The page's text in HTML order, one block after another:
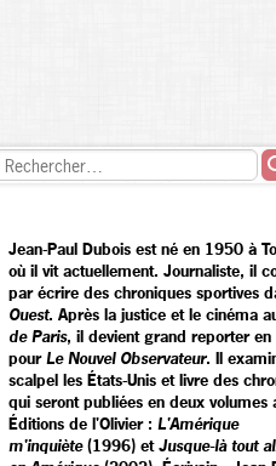
Jean-Paul Dubois est né en 1950 à
où il vit actuellement. Journaliste, il
par écrire des chroniques sportives
Ouest. Après la justice et le cinéma
de Paris, il devient grand reporter
pourLe Nouvel Observateur. Il
scalpel les États-Unis et livre des
qui seront publiées en deux volumes
Éditions de l'Olivier : L'Amérique
m'inquiète(1996) etJusque-là tout